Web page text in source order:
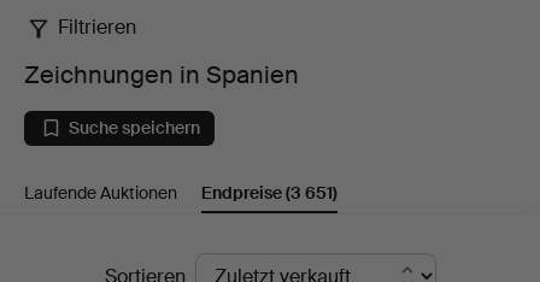
Zeichnungen
in
Spanien
Filtrieren
Zeichnungen in Spanien
Suche speichern
Laufende Auktionen Endpreise(3 651)
EndpreiseSortieren